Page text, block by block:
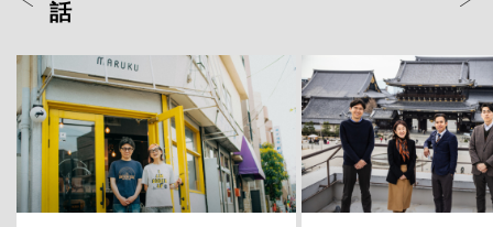
」店長・
ういう場
こから何
岡山天音に聞く、変容のスリルと変
わらない自分——連載「そこから何
が見えますか」12
2025.05.01 THU
話